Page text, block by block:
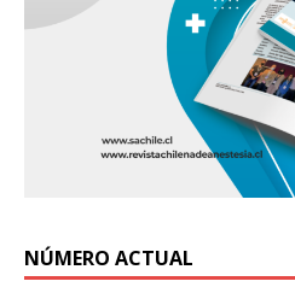
NÚMERO ACTUAL